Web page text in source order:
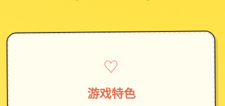
♡
游戏特色